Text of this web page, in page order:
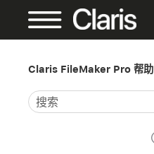
Claris FileMaker Pro 帮助